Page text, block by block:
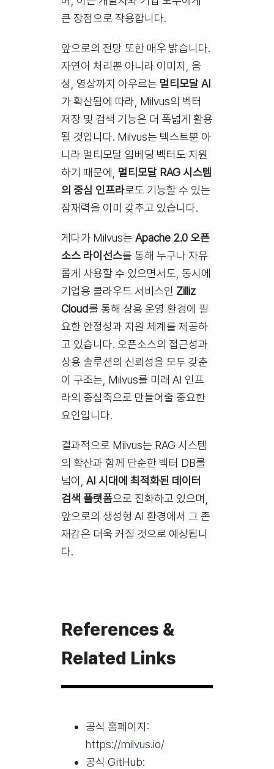
큰 장점으로 작용합니다.
앞으로의 전망 또한 매우 밝습니다.
자연어 처리뿐 아니라 이미지, 음
성, 영상까지 아우르는 멀티모달 AI
가 확산됨에 따라, Milvus의 벡터
저장 및 검색 기능은 더 폭넓게 활용
될 것입니다. Milvus는 텍스트뿐 아
니라 멀티모달 임베딩 벡터도 지원
하기 때문에, 멀티모달 RAG 시스템
의 중심 인프라로도 기능할 수 있는
잠재력을 이미 갖추고 있습니다.
게다가 Milvus는 Apache 2.0 오픈
소스 라이선스를 통해 누구나 자유
롭게 사용할 수 있으면서도, 동시에
기업용 클라우드 서비스인 Zilliz
Cloud를 통해 상용 운영 환경에 필
요한 안정성과 지원 체계를 제공하
고 있습니다. 오픈소스의 접근성과
상용 솔루션의 신뢰성을 모두 갖춘
이 구조는, Milvus를 미래 AI 인프
라의 중심축으로 만들어줄 중요한
요인입니다.
결과적으로 Milvus는 RAG 시스템
의 확산과 함께 단순한 벡터 DB를
넘어, AI 시대에 최적화된 데이터
검색 플랫폼으로 진화하고 있으며,
앞으로의 생성형 AI 환경에서 그 존
재감은 더욱 커질 것으로 예상됩니
다.
References &
Related Links
공식 홈페이지:
https://milvus.io/
공식 GitHub: